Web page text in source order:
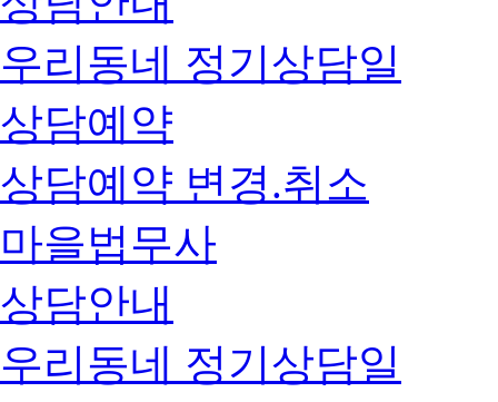
우리동네 정기상담일
상담예약
상담예약 변경.취소
마을법무사
상담안내
우리동네 정기상담일